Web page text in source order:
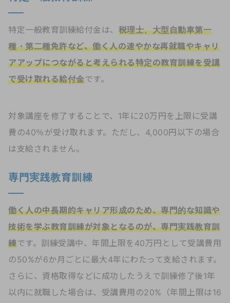
特定一般教育訓練給付金は、 税理士、大型自動車第一
種・第二種免許など、働く人の速やかな再就職やキャリ
アアップにつながると考えられる特定の教育訓練を受講
で受け取れる給付金です。
対象講座を修了することで、1年に20万円を上限に受講
費の40％が受け取れます。ただし、4,000円以下の場合
は支給されません。
専門実践教育訓練
働く人の中長期的キャリア形成のため、専門的な知識や
技術を学ぶ教育訓練が対象となるのが、専門実践教育訓
練です。訓練受講中、年間上限を40万円として受講費用
の50%が6か月ごとに最大4年にわたって支給されます。
さらに、資格取得などに成功したうえで訓練修了後1年
以内に就職した場合は、受講費用の20%（年間上限は16